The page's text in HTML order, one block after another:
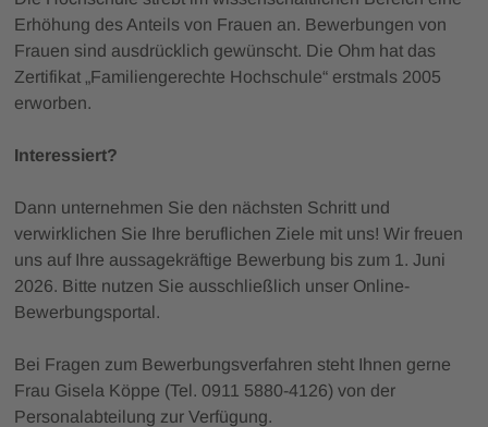
Erhöhung des Anteils von Frauen an. Bewerbungen von
Frauen sind ausdrücklich gewünscht. Die Ohm hat das
Zertifikat „Familiengerechte Hochschule“ erstmals 2005
erworben.
Interessiert?
Dann unternehmen Sie den nächsten Schritt und
verwirklichen Sie Ihre beruflichen Ziele mit uns! Wir freuen
uns auf Ihre aussage­kräftige Bewer­bung bis zum 1. Juni
2026. Bitte nutzen Sie ausschließlich unser Online-
Bewerbungsportal.
Bei Fragen zum Bewerbungs­verfahren steht Ihnen gerne
Frau Gisela Köppe (Tel. 0911 5880-4126) von der
Personal­abteilung zur Verfügung.